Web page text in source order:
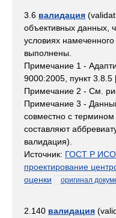
3.6 валидация
объективных данных,
условиях
выполнены.
Примечание 1 -
9000:2005, пункт 3.8.5
Примечание 2 - См.
Примечание 3 -
совместно с
составляют
валидация).
Источник: ГОСТ Р ИСО
проектирование
оценки
оригинал
2.140 валидация